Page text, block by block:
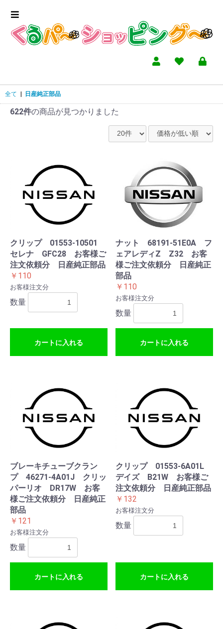
全て 日産純正部品
622件の商品が見つかりました
クリップ 01553-10501
セレナ GFC28 お客様ご
注文依頼分 日産純正部品
￥110
お客様注文分
数量
カートに入れる
ナット 68191-51E0A フ
ェアレディZ Z32 お客
様ご注文依頼分 日産純正
部品
￥110
お客様注文分
数量
カートに入れる
ブレーキチューブクラン
プ 46271-4A01J クリッ
パーリオ DR17W お客
様ご注文依頼分 日産純正
部品
￥121
お客様注文分
数量
カートに入れる
クリップ 01553-6A01L
デイズ B21W お客様ご
注文依頼分 日産純正部品
￥132
お客様注文分
数量
カートに入れる